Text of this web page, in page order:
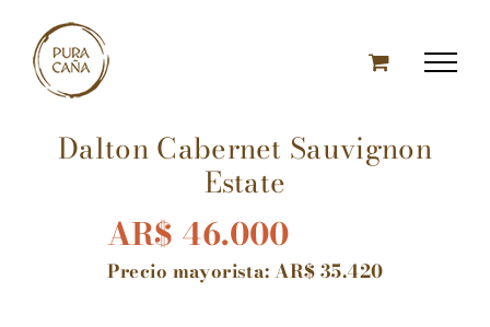
content
Dalton Cabernet Sauvignon
Estate
AR$ 46.000
Precio mayorista:AR$35.420